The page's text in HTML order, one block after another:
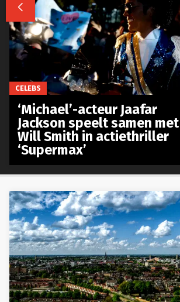

CELEBS
‘Michael’-acteur Jaafar
Jackson speelt samen met
Will Smith in actiethriller
‘Supermax’